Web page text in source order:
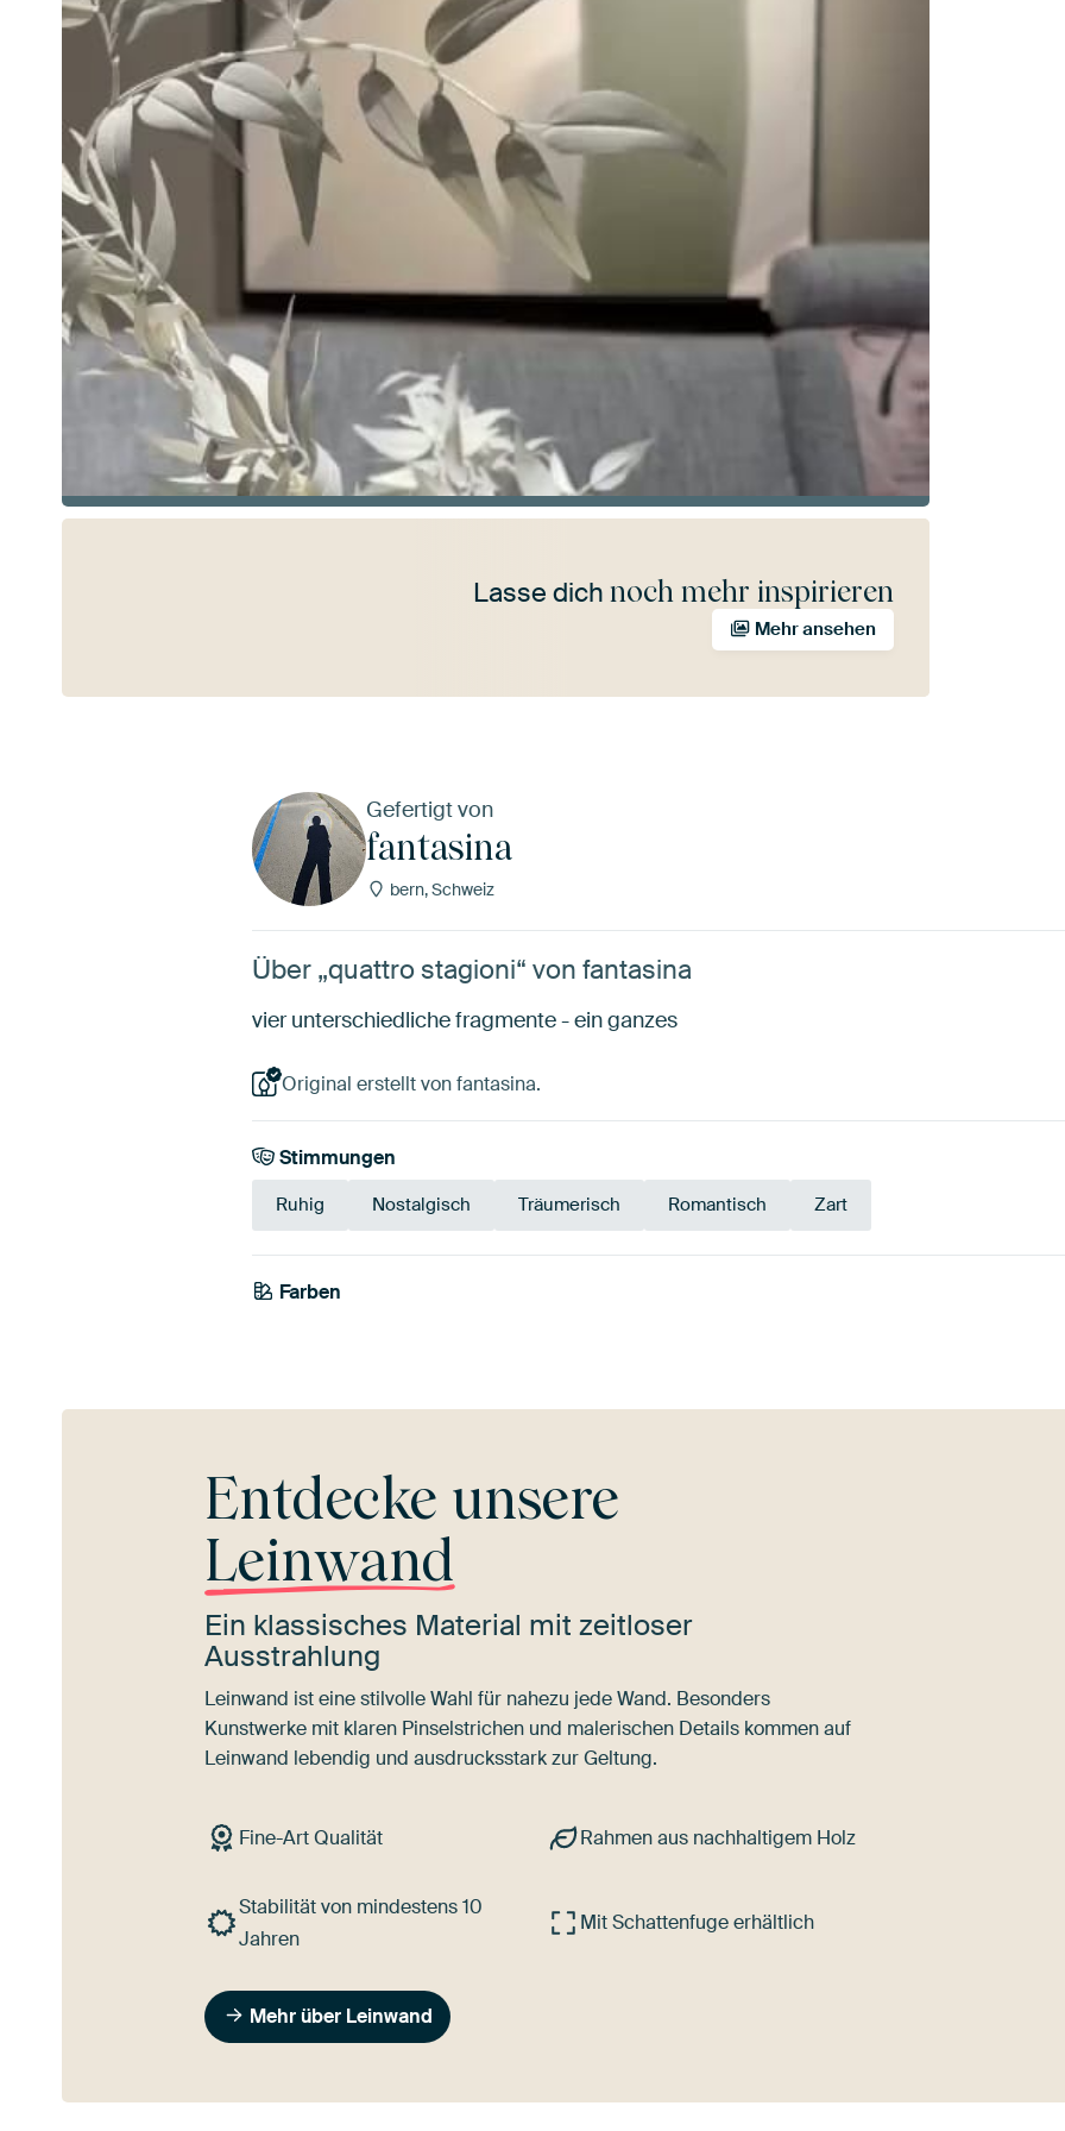
Lasse dich noch mehr inspirieren
Mehr ansehen
Gefertigt von
fantasina
bern, Schweiz
Über „quattro stagioni“ von fantasina
vier unterschiedliche fragmente - ein ganzes
Original erstellt von fantasina.
Stimmungen
Ruhig Nostalgisch Träumerisch Romantisch Zart
Farben
Taupe
Entdecke unsere
Leinwand
Ein klassisches Material mit zeitloser
Ausstrahlung
Leinwand ist eine stilvolle Wahl für nahezu jede Wand. Besonders
Kunstwerke mit klaren Pinselstrichen und malerischen Details kommen auf
Leinwand lebendig und ausdrucksstark zur Geltung.
Fine-Art Qualität Rahmen aus nachhaltigem Holz
Stabilität von mindestens 10
Jahren
Mit Schattenfuge erhältlich
Mehr über Leinwand